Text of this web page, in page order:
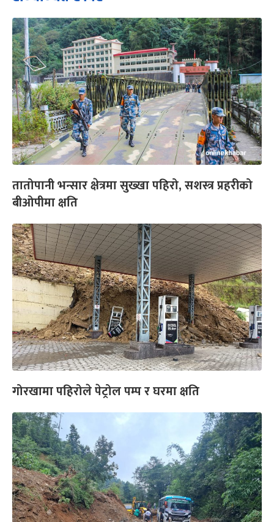
तातोपानी भन्सार क्षेत्रमा सुख्खा पहिरो, सशस्त्र प्रहरीको
बीओपीमा क्षति
गोरखामा पहिरोले पेट्रोल पम्प र घरमा क्षति